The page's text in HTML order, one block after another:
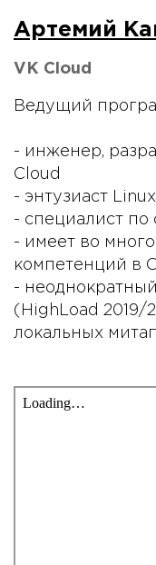
Артемий
VK Cloud
Ведущий
- инженер,
Cloud
- энтузиаст Linux
- специалист по
- имеет во
компетенций в
-
(HighLoad 2019/
локальных